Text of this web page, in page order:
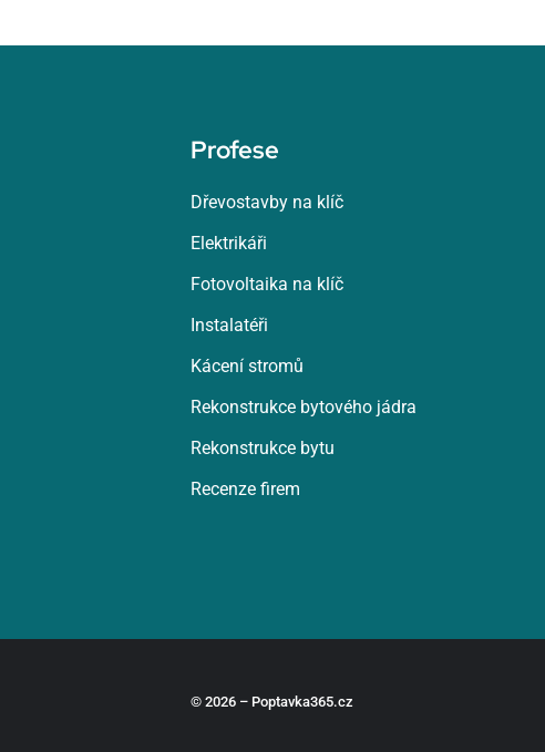
Profese
Dřevostavby na klíč
Elektrikáři
Fotovoltaika na klíč
Instalatéři
Kácení stromů
Rekonstrukce bytového jádra
Rekonstrukce bytu
Recenze firem
© 2026 – Poptavka365.cz